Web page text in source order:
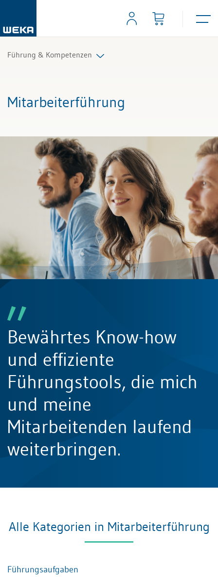
Führung & Kompetenzen
Kommunikation und Auftritt
Mitarbeiterführung
Bewährtes Know-how
und effiziente
Führungstools, die mich
und meine
Mitarbeitenden laufend
weiterbringen.
Alle Kategorien in Mitarbeiterführung
Führungsaufgaben